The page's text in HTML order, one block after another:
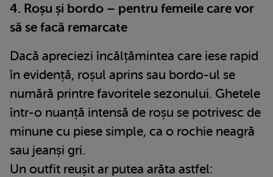
4. Roșu și bordo – pentru femeile care vor
să se facă remarcate
Dacă apreciezi încălțămintea care iese rapid
în evidență, roșul aprins sau bordo-ul se
numără printre favoritele sezonului. Ghetele
într-o nuanță intensă de roșu se potrivesc de
minune cu piese simple, ca o rochie neagră
sau jeanși gri.
Un outfit reușit ar putea arăta astfel: